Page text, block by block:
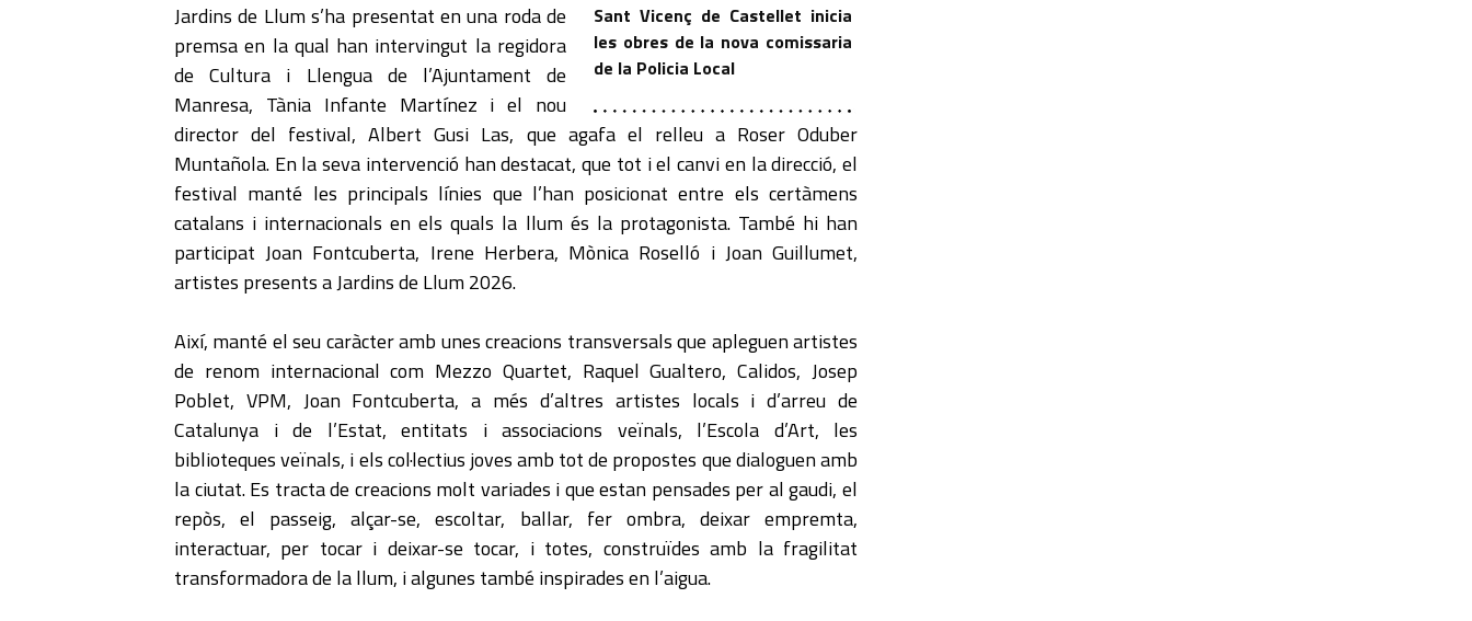
Sant Vicenç de Castellet inicia
les obres de la nova comissaria
de la Policia Local
Jardins de Llum s’ha presentat en una roda de
premsa en la qual han intervingut la regidora
de Cultura i Llengua de l’Ajuntament de
Manresa, Tània Infante Martínez i el nou
director del festival, Albert Gusi Las, que agafa el relleu a Roser Oduber
Muntañola. En la seva intervenció han destacat, que tot i el canvi en la direcció, el
festival manté les principals línies que l’han posicionat entre els certàmens
catalans i internacionals en els quals la llum és la protagonista. També hi han
participat Joan Fontcuberta, Irene Herbera, Mònica Roselló i Joan Guillumet,
artistes presents a Jardins de Llum 2026.
Així, manté el seu caràcter amb unes creacions transversals que apleguen artistes
de renom internacional com Mezzo Quartet, Raquel Gualtero, Calidos, Josep
Poblet, VPM, Joan Fontcuberta, a més d’altres artistes locals i d’arreu de
Catalunya i de l’Estat, entitats i associacions veïnals, l’Escola d’Art, les
biblioteques veïnals, i els col·lectius joves amb tot de propostes que dialoguen amb
la ciutat. Es tracta de creacions molt variades i que estan pensades per al gaudi, el
repòs, el passeig, alçar-se, escoltar, ballar, fer ombra, deixar empremta,
interactuar, per tocar i deixar-se tocar, i totes, construïdes amb la fragilitat
transformadora de la llum, i algunes també inspirades en l’aigua.